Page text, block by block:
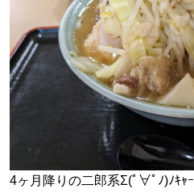
4ヶ月降りの二郎系Σ(ﾟ∀ﾟﾉ)ﾉｷｬｰ